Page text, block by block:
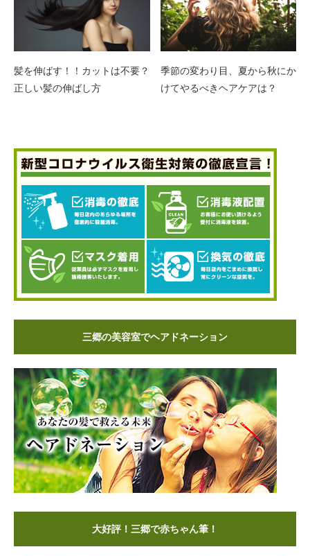
髪を伸ばす！！カットは不要？
正しい髪の伸ばし方
季節の変わり目、夏から秋にか
けてやるべきヘアケアは？
三郷の美容室でヘアドネーション
大好評！三郷で赤ちゃん筆！